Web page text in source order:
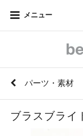
メニュー
パーツ・素材
ブラスブライ